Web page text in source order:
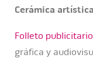
Cerámica artística
Folleto publicitario
gráfica y